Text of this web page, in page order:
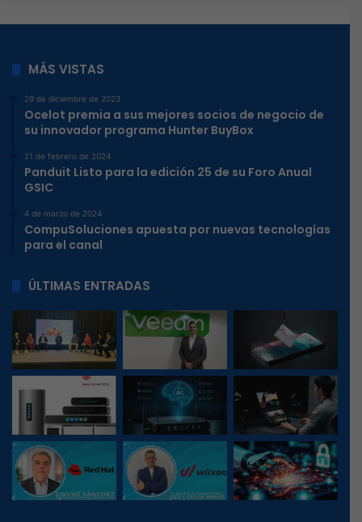
MÁS VISTAS
29 de diciembre de 2023
Ocelot premia a sus mejores socios de negocio de
su innovador programa Hunter BuyBox
21 de febrero de 2024
Panduit Listo para la edición 25 de su Foro Anual
GSIC
4 de marzo de 2024
CompuSoluciones apuesta por nuevas tecnologías
para el canal
ÚLTIMAS ENTRADAS